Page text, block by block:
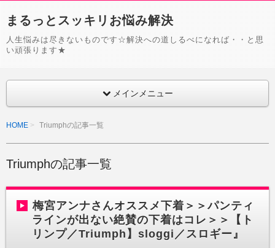
まるっとスッキリお悩み解決
人生悩みは尽きないものです☆解決への道しるべになれば・・と思
い頑張ります★
メインメニュー
HOME Triumphの記事一覧
Triumphの記事一覧
梅宮アンナさんオススメ下着＞＞パンティ
ラインが出ない絶賛の下着はコレ＞＞【ト
リンプ／Triumph】sloggi／スロギー』